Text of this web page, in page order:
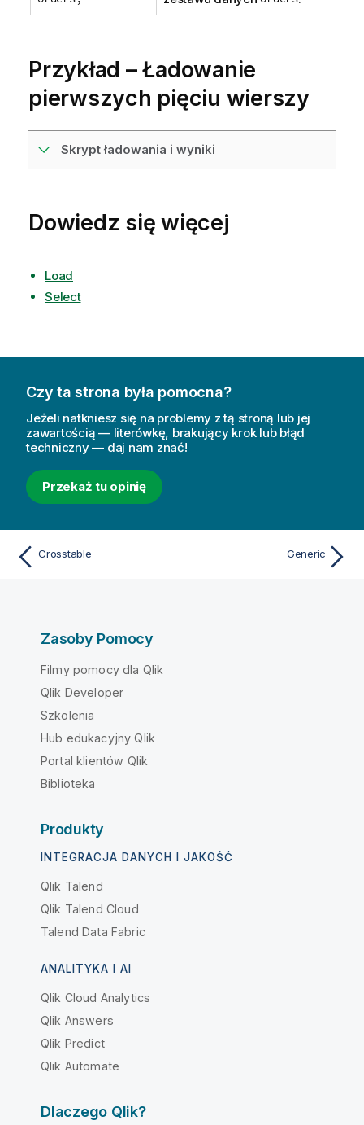
Przykład – Ładowanie
pierwszych pięciu wierszy
Skrypt ładowania i wyniki
Dowiedz się więcej
Load
Select
Czy ta strona była pomocna?
Jeżeli natkniesz się na problemy z tą stroną lub jej
zawartością — literówkę, brakujący krok lub błąd
techniczny — daj nam znać!
Przekaż tu opinię
Crosstable Generic
Zasoby Pomocy
Filmy pomocy dla Qlik
Qlik Developer
Szkolenia
Hub edukacyjny Qlik
Portal klientów Qlik
Biblioteka
Produkty
INTEGRACJA DANYCH I JAKOŚĆ
Qlik Talend
Qlik Talend Cloud
Talend Data Fabric
ANALITYKA I AI
Qlik Cloud Analytics
Qlik Answers
Qlik Predict
Qlik Automate
Dlaczego Qlik?